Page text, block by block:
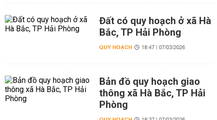
Đất có quy hoạch ở xã Hà
Bắc, TP Hải Phòng
QUY HOẠCH 18:47 | 07/03/2026
Bản đồ quy hoạch giao
thông xã Hà Bắc, TP Hải
Phòng